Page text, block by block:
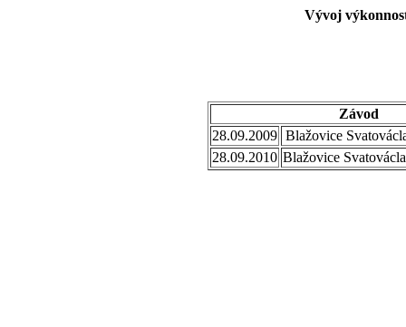
Vývoj
Závod
28.09.2009 Blažovice
28.09.2010 Blažovice